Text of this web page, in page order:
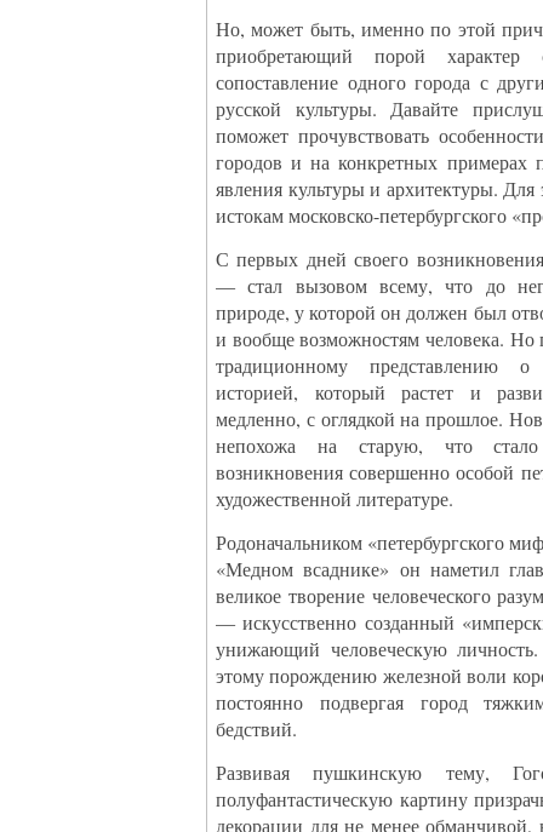
Но, может быть, именно по этой
приобретающий порой характер
сопоставление одного города с
русской культуры. Давайте
поможет прочувствовать
городов и на конкретных примерах
явления культуры и архитектуры. Для
истокам московско-петербургского
С первых дней своего
— стал вызовом всему, что до
природе, у которой он должен был
и вообще возможностям человека. Но
традиционному представлению
историей, который растет и
медленно, с оглядкой на прошлое.
непохожа на старую, что
возникновения совершенно особой
художественной литературе.
Родоначальником «петербургского
«Медном всаднике» он наметил
великое творение человеческого
— искусственно созданный
унижающий человеческую
этому порождению железной воли
постоянно подвергая город
бедствий.
Развивая пушкинскую тему,
полуфантастическую картину
декорации для не менее обманчивой,